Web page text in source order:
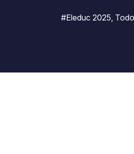
#Eleduc 2025,